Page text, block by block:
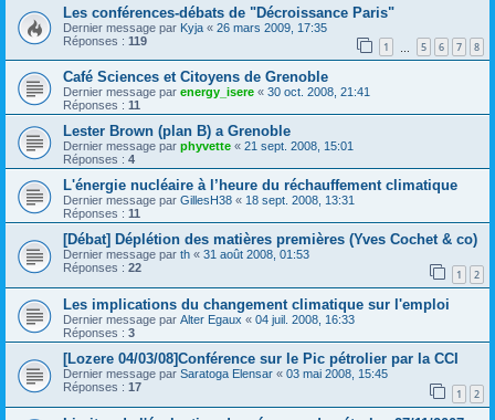
Les conférences-débats de "Décroissance Paris"
Dernier message par Kyja « 26 mars 2009, 17:35
Réponses : 119 1 5 6 7 8
Café Sciences et Citoyens de Grenoble
Dernier message par energy_isere « 30 oct. 2008, 21:41
Réponses : 11
Lester Brown (plan B) a Grenoble
Dernier message par phyvette « 21 sept. 2008, 15:01
Réponses : 4
L'énergie nucléaire à l’heure du réchauffement climatique
Dernier message par GillesH38 « 18 sept. 2008, 13:31
Réponses : 11
[Débat] Déplétion des matières premières (Yves Cochet & co)
Dernier message par th « 31 août 2008, 01:53
Réponses : 22 1 2
Les implications du changement climatique sur l'emploi
Dernier message par Alter Egaux « 04 juil. 2008, 16:33
Réponses : 3
[Lozere 04/03/08]Conférence sur le Pic pétrolier par la CCI
Dernier message par Saratoga Elensar « 03 mai 2008, 15:45
Réponses : 17 1 2